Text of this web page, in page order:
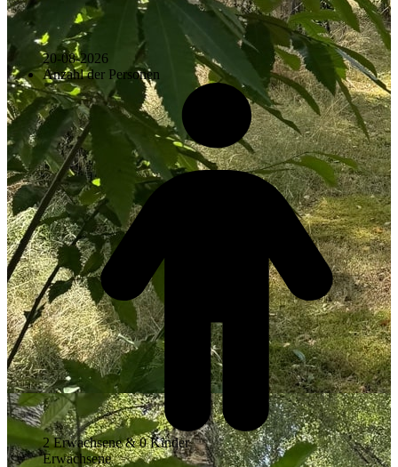
20-08-2026
Anzahl der Personen
2Erwachsene &0Kinder
Erwachsene